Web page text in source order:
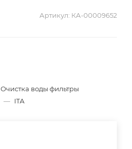
Артикул: КА-00009652
Очистка воды фильтры
— ITA